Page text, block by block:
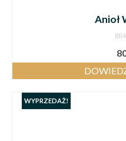
Anioł
WYPRZEDAŻ!